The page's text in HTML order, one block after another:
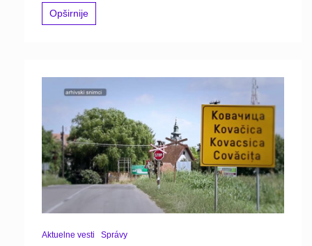
Opširnije
Aktuelne vesti Správy